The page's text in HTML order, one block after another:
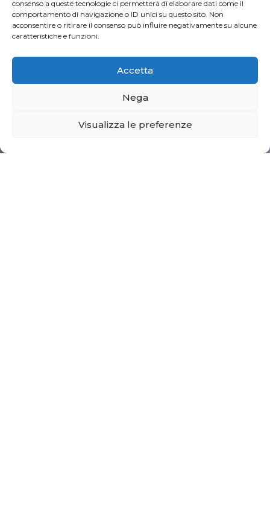
consenso a queste tecnologie ci permetterà di elaborare dati come il
comportamento di navigazione o ID unici su questo sito. Non
acconsentire o ritirare il consenso può influire negativamente su alcune
caratteristiche e funzioni.
Accetta
Nega
Visualizza le preferenze